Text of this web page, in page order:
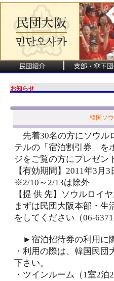
お知らせ
韓国ソ
先着30名の方にソウル
テルの「宿泊割引券」を
ジをご覧の方にプレゼン
【有効期間】2011年3月3
※2/10～2/13は除外
【提 供 先】ソウルロイ
まずは民団大阪本部・生
をしてください（06-
►宿泊招待券の利用に
・利用の際は、韓国民
下さい。
・ツインルーム（1室2泊